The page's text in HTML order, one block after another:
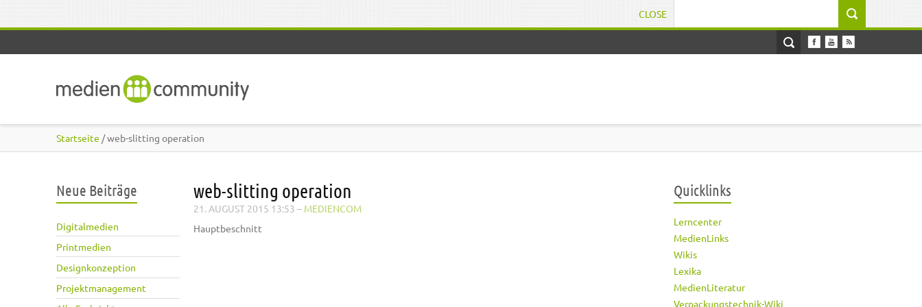
CLOSE
Startseite / web-slitting operation
Neue Beiträge
Digitalmedien
Printmedien
Designkonzeption
Projektmanagement
web-slitting operation
21. AUGUST 2015 13:53 – MEDIENCOM
Hauptbeschnitt
Quicklinks
Lerncenter
MedienLinks
Wikis
Lexika
MedienLiteratur
Verpackungstechnik-Wiki